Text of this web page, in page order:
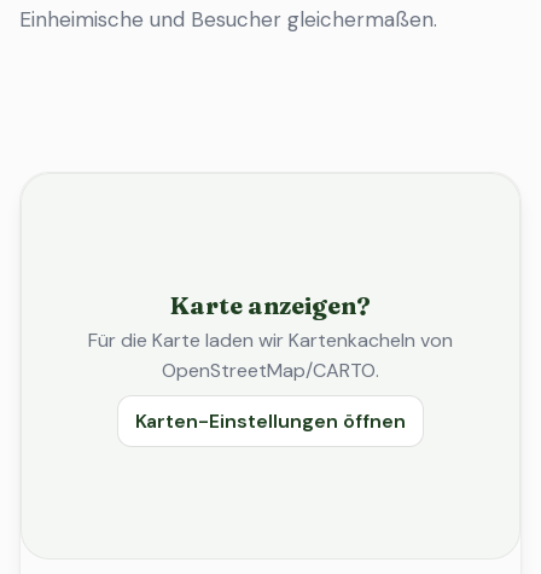
Einheimische und Besucher gleichermaßen.
Karte anzeigen?
Für die Karte laden wir Kartenkacheln von
OpenStreetMap/CARTO.
Karten-Einstellungen öffnen